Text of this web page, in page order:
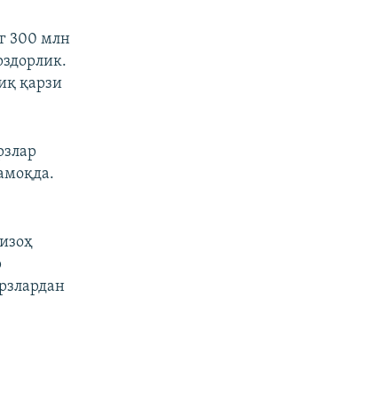
300 млн
қарзи